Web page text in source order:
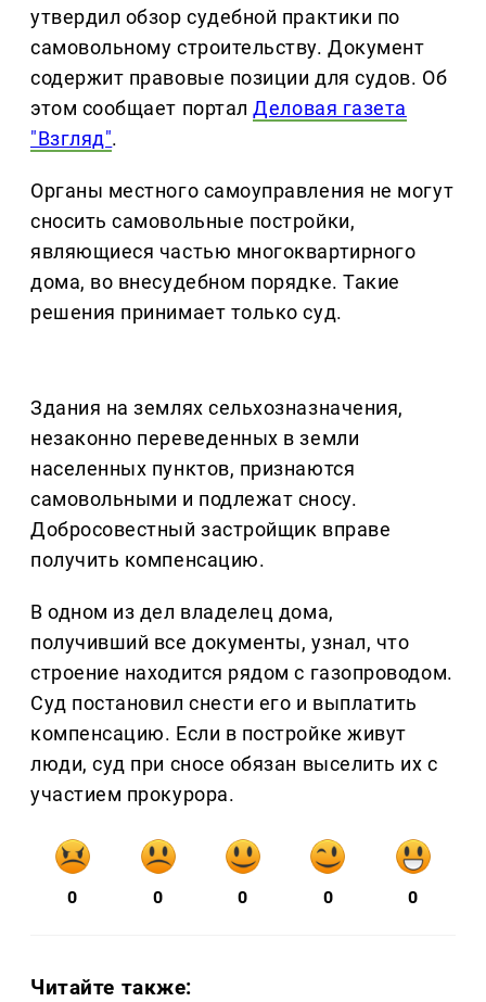
утвердил обзор судебной практики по
самовольному строительству. Документ
содержит правовые позиции для судов. Об
этом сообщает порталДеловая газета
"Взгляд".
Органы местного самоуправления не могут
сносить самовольные постройки,
являющиеся частью многоквартирного
дома, во внесудебном порядке. Такие
решения принимает только суд.
Здания на землях сельхозназначения,
незаконно переведенных в земли
населенных пунктов, признаются
самовольными и подлежат сносу.
Добросовестный застройщик вправе
получить компенсацию.
В одном из дел владелец дома,
получивший все документы, узнал, что
строение находится рядом с газопроводом.
Суд постановил снести его и выплатить
компенсацию. Если в постройке живут
люди, суд при сносе обязан выселить их с
участием прокурора.
0 0 0 0 0
Читайте также: